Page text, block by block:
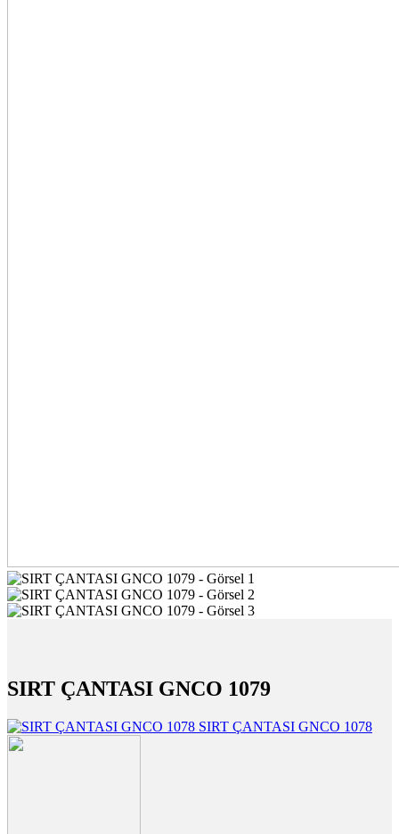
SIRT ÇANTASI GNCO 1079
SIRT ÇANTASI GNCO 1078